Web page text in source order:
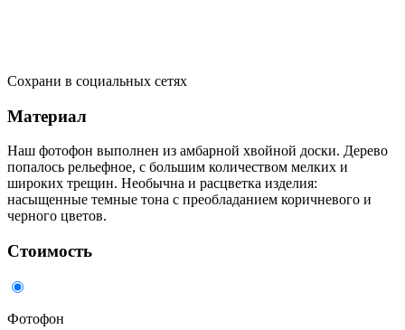
Сохрани в социальных сетях
Материал
Наш фотофон выполнен из амбарной хвойной доски. Дерево
попалось рельефное, с большим количеством мелких и
широких трещин. Необычна и расцветка изделия:
насыщенные темные тона с преобладанием коричневого и
черного цветов.
Стоимость
Фотофон